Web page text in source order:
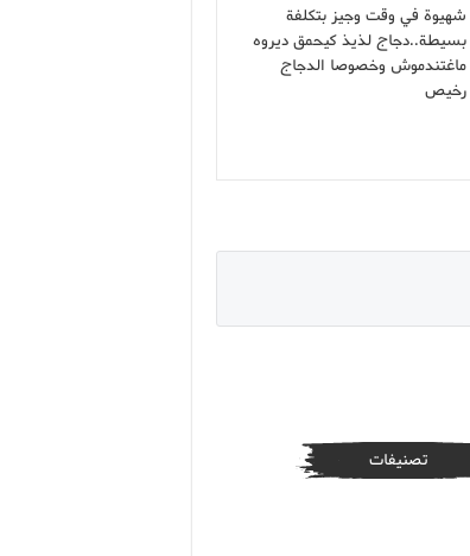
شهيوة في وقت وجيز بتكلفة
بسيطة..دجاج لذيذ كيحمق ديروه
ماغتندموش وخصوصا الدجاج
رخيص
تصنيفات